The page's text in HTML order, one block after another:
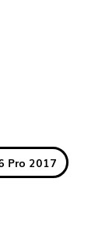
Pro 2017